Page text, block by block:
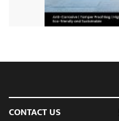
CONTACT US